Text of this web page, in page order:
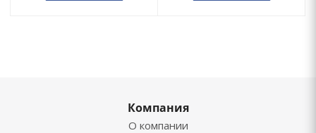
Компания
О компании